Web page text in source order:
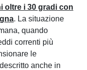
oltre i 30 gradi con
. La situazione
quando
correnti più
le
anche in